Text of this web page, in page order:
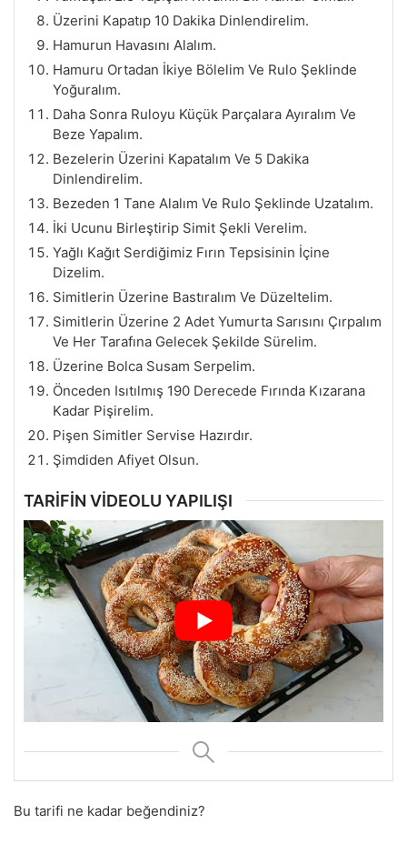
Üzerini Kapatıp 10 Dakika Dinlendirelim.
Hamurun Havasını Alalım.
Hamuru Ortadan İkiye Bölelim Ve Rulo Şeklinde
Yoğuralım.
Daha Sonra Ruloyu Küçük Parçalara Ayıralım Ve
Beze Yapalım.
Bezelerin Üzerini Kapatalım Ve 5 Dakika
Dinlendirelim.
Bezeden 1 Tane Alalım Ve Rulo Şeklinde Uzatalım.
İki Ucunu Birleştirip Simit Şekli Verelim.
Yağlı Kağıt Serdiğimiz Fırın Tepsisinin İçine
Dizelim.
Simitlerin Üzerine Bastıralım Ve Düzeltelim.
Simitlerin Üzerine 2 Adet Yumurta Sarısını Çırpalım
Ve Her Tarafına Gelecek Şekilde Sürelim.
Üzerine Bolca Susam Serpelim.
Önceden Isıtılmış 190 Derecede Fırında Kızarana
Kadar Pişirelim.
Pişen Simitler Servise Hazırdır.
Şimdiden Afiyet Olsun.
TARİFİN VİDEOLU YAPILIŞI
Bu tarifi ne kadar beğendiniz?